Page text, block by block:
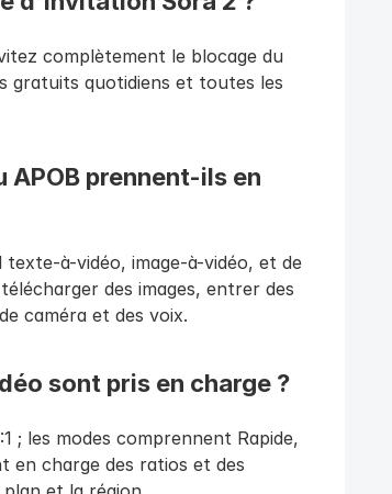
complètement le blocage du
gratuits quotidiens et toutes les
APOB prennent-ils en
à-vidéo, image-à-vidéo, et de
des images, entrer des
caméra et des voix.
sont pris en charge ?
; les modes comprennent Rapide,
en charge des ratios et des